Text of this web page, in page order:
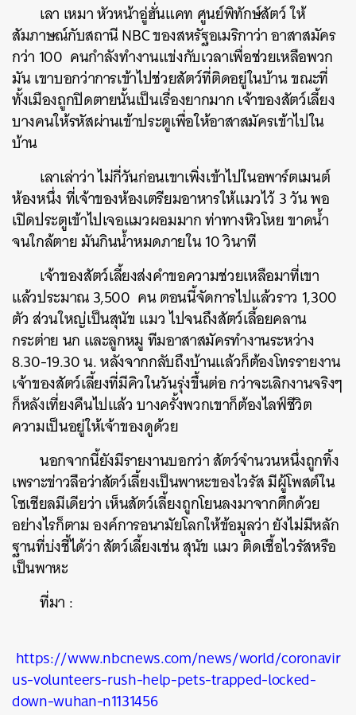
เลา เหมาหัวหน้าอู่ฮั่นแคท ศูนย์พิทักษ์สัตว์ให้
สัมภาษณ์กับสถานีNBCของสหรัฐอเมริกาว่าอาสาสมัคร
กว่า100 คนกำลังทำงานแข่งกับเวลาเพื่อช่วยเหลือพวก
มันเขาบอกว่าการเข้าไปช่วยสัตว์ที่ติดอยู่ในบ้านขณะที่
ทั้งเมืองถูกปิดตายนั้นเป็นเรื่องยากมากเจ้าของสัตว์เลี้ยง
บางคนให้รหัสผ่านเข้าประตูเพื่อให้อาสาสมัครเข้าไปใน
บ้าน
เลาเล่าว่าไม่กี่วันก่อนเขาเพิ่งเข้าไปในอพาร์ตเมนต์
ห้องหนึ่งที่เจ้าของห้องเตรียมอาหารให้แมวไว้3วันพอ
เปิดประตูเข้าไปเจอแมวผอมมากท่าทางหิวโหยขาดน้ำ
จนใกล้ตายมันกินน้ำหมดภายใน10วินาที
เจ้าของสัตว์เลี้ยงส่งคำขอความช่วยเหลือมาที่เขา
แล้วประมาณ3,500 คนตอนนี้จัดการไปแล้วราว 1,300
ตัวส่วนใหญ่เป็นสุนัข แมวไปจนถึงสัตว์เลื้อยคลาน
กระต่ายนก และลูกหมูทีมอาสาสมัครทำงานระหว่าง
8.30-19.30น.หลังจากกลับถึงบ้านแล้วก็ต้องโทรรายงาน
เจ้าของสัตว์เลี้ยงที่มีคิวในวันรุ่งขึ้นต่อกว่าจะเลิกงานจริงๆ
ก็หลังเที่ยงคืนไปแล้วบางครั้งพวกเขาก็ต้องไลฟ์ชีวิต
ความเป็นอยู่ให้เจ้าของดูด้วย
นอกจากนี้ยังมีรายงานบอกว่าสัตว์จำนวนหนึ่งถูกทิ้ง
เพราะข่าวลือว่าสัตว์เลี้ยงเป็นพาหะของไวรัสมีผู้โพสต์ใน
โซเชียลมีเดียว่าเห็นสัตว์เลี้ยงถูกโยนลงมาจากตึกด้วย
อย่างไรก็ตามองค์การอนามัยโลกให้ข้อมูลว่ายังไม่มีหลัก
ฐานที่บ่งชี้ได้ว่าสัตว์เลี้ยงเช่นสุนัข แมว ติดเชื้อไวรัสหรือ
เป็นพาหะ
ที่มา :
https://www.nbcnews.com/news/world/coronavir
us-volunteers-rush-help-pets-trapped-locked-
down-wuhan-n1131456
ค้นหา
SHARE TWEET LINE EMAIL